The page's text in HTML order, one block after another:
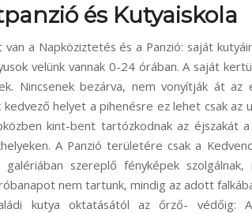
és Kutyaiskola
a Napköziztetés és a Panzió: saját
velünk vannak 0-24 órában. A saját
Nincsenek bezárva, nem vonyítják át
helyet a pihenésre ez lehet csak az
kint-bent tartózkodnak az éjszakát
A Panzió területére csak a
szereplő fényképek
nem tartunk, mindig az adott
kutya oktatásától az őrző-